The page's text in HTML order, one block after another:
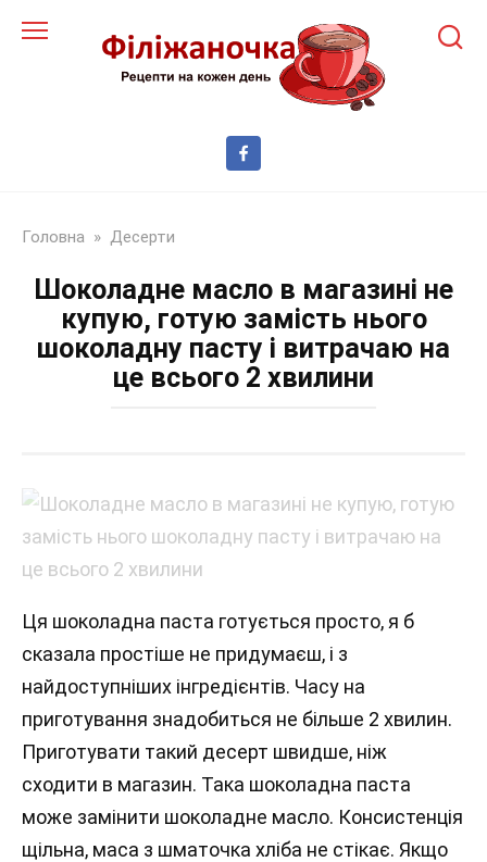
до
Головна » Десерти
Шоколадне масло в магазині не
купую, готую замість нього
шоколадну пасту і витрачаю на
це всього 2 хвилини
Ця шоколадна паста готується просто, я б
сказала простіше не придумаєш, і з
найдоступніших інгредієнтів. Часу на
приготування знадобиться не більше 2 хвилин.
Приготувати такий десерт швидше, ніж
сходити в магазин. Така шоколадна паста
може замінити шоколадне масло. Консистенція
щільна, маса з шматочка хліба не стікає. Якщо